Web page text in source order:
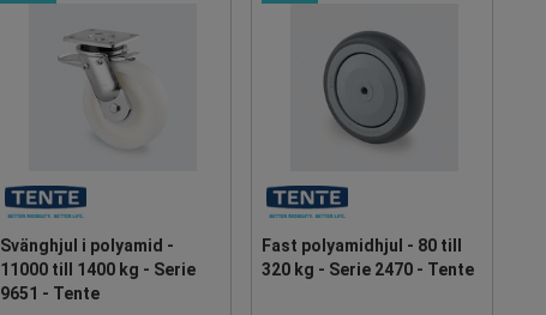
Svänghjul i polyamid -
11000 till 1400 kg - Serie
9651 - Tente
Fast polyamidhjul - 80 till
320 kg - Serie 2470 - Tente